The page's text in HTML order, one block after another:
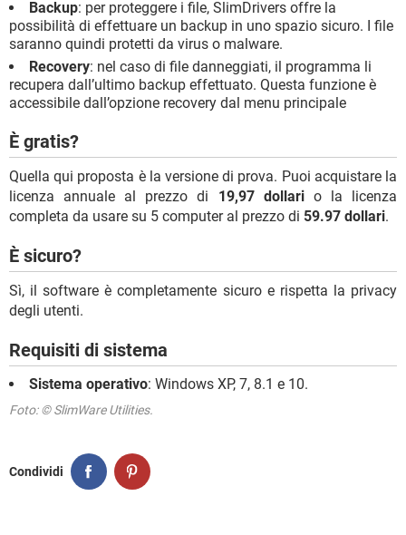
Backup: per proteggere i file, SlimDrivers offre la
possibilità di effettuare un backup in uno spazio sicuro. I file
saranno quindi protetti da virus o malware.
Recovery: nel caso di file danneggiati, il programma li
recupera dall’ultimo backup effettuato. Questa funzione è
accessibile dall’opzione recovery dal menu principale
È gratis?
Quella qui proposta è la versione di prova. Puoi acquistare la
licenza annuale al prezzo di 19,97 dollario la licenza
completa da usare su 5 computer al prezzo di 59.97 dollari.
È sicuro?
Sì, il software è completamente sicuro e rispetta la privacy
degli utenti.
Requisiti di sistema
Sistema operativo: Windows XP, 7, 8.1 e 10.
Foto: © SlimWare Utilities.
Condividi